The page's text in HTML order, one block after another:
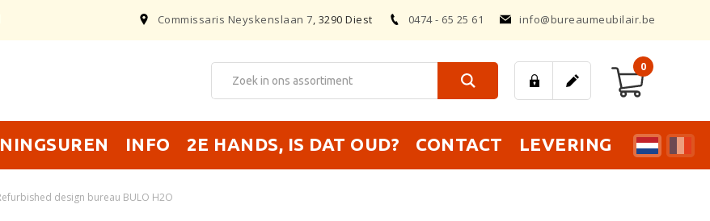
Commissaris Neyskenslaan 7 , 3290 Diest 0474 - 65 25 61 info@bureaumeubilair.be
0
INFO 2E HANDS, IS DAT OUD? CONTACT LEVERING
design bureau BULO H2O